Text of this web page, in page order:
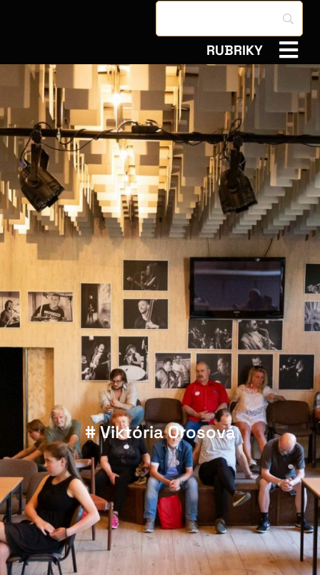
RUBRIKY
# Viktória Orosová